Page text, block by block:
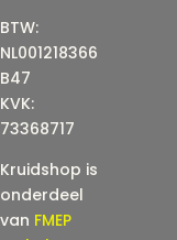
BTW:
NL001218366
B47
KVK:
73368717
Kruidshop is
onderdeel
van FMEP